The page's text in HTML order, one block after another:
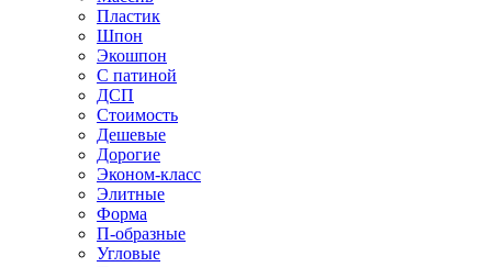
Пластик
Шпон
Экошпон
С патиной
ДСП
Стоимость
Дешевые
Дорогие
Эконом-класс
Элитные
Форма
П-образные
Угловые